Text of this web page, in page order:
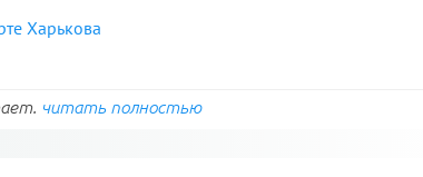
Харькова
читать полностью